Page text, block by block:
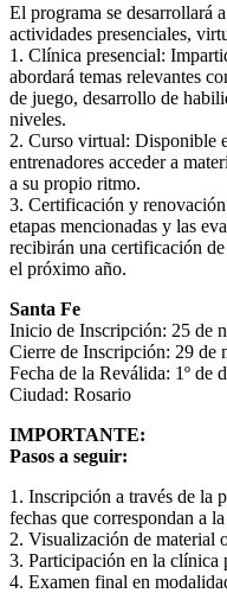
El programa se desarrollará
actividades presenciales,
1. Clínica presencial:
abordará temas relevantes
de juego, desarrollo de
niveles.
2. Curso virtual: Disponible
entrenadores acceder a
a su propio ritmo.
3. Certificación y
etapas mencionadas y las
recibirán una certificación
el próximo año.
Santa Fe
Inicio de Inscripción: 25 de
Cierre de Inscripción: 29 de
Fecha de la Reválida: 1º de
Ciudad: Rosario
IMPORTANTE:
Pasos a seguir:
1. Inscripción a través de la
fechas que correspondan a
2. Visualización de material
3. Participación en la clínica
4. Examen final en